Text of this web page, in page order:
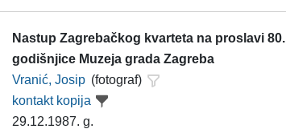
Nastup Zagrebačkog kvarteta na proslavi 80.
godišnjice Muzeja grada Zagreba
Vranić, Josip (fotograf)
kontakt kopija
29.12.1987. g.